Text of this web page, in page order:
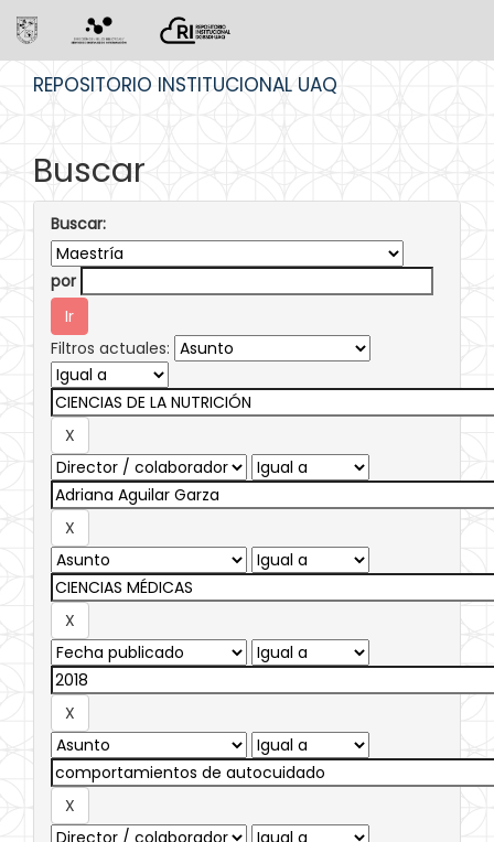
REPOSITORIO INSTITUCIONAL UAQ
Buscar
Buscar:
por
Filtros actuales: